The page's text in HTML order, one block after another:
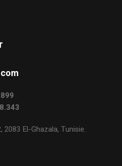
El-Ghazala, Tunisie.